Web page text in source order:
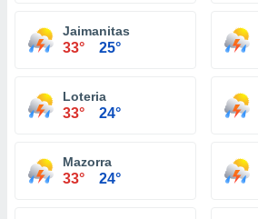
Jaimanitas
33° 25°
Loteria
33° 24°
Mazorra
33° 24°